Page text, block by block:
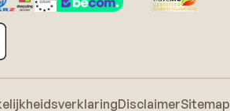
DisclaimerSitemap